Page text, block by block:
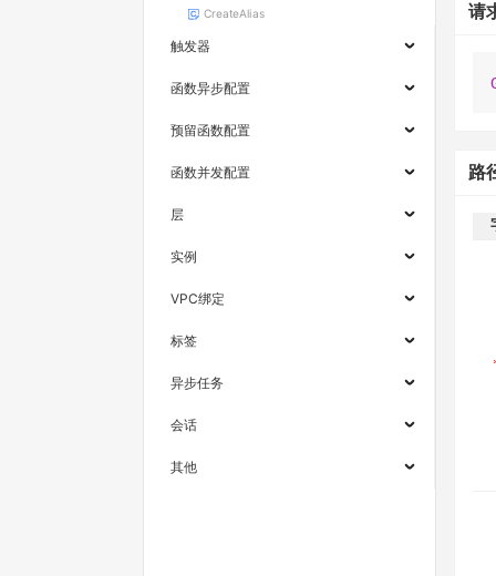
CreateAlias
触发器
函数异步配置
预留函数配置
函数并发配置
层
实例
VPC绑定
标签
异步任务
会话
其他
请
路